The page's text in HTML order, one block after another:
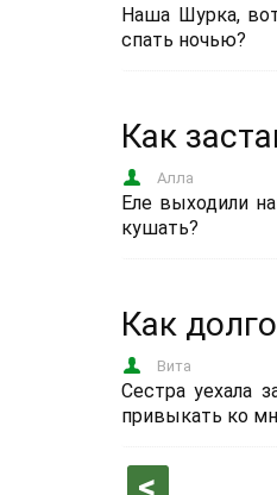
Наша Шурка,
спать ночью?
Как
Алла
Еле выходили
кушать?
Как
Вита
Сестра уехала
привыкать ко
‹